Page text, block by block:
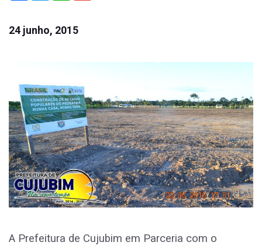
24 junho, 2015
A Prefeitura de Cujubim em Parceria com o